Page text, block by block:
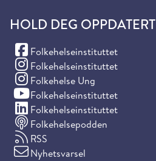
HOLD DEG OPPDATERT
Folkehelseinstituttet
(Facebook)
Folkehelseinstituttet
(Instagram)
Folkehelse Ung
(Instagram)
Folkehelseinstituttet
(YouTube)
Folkehelseinstituttet
(LinkedIn)
Folkehelsepodden
RSS
Nyhetsvarsel